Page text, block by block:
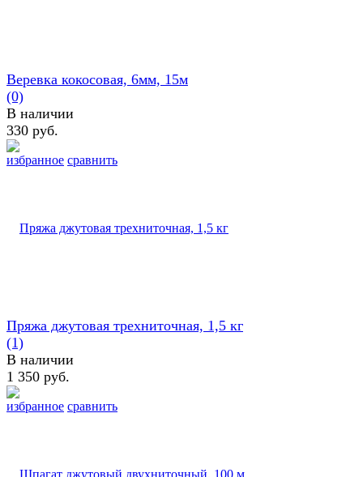
избранное сравнить
Веревка кокосовая, 6мм, 15м
(0)
В наличии
330 руб.
избранное сравнить
Пряжа джутовая трехниточная, 1,5 кг
(1)
В наличии
1 350 руб.